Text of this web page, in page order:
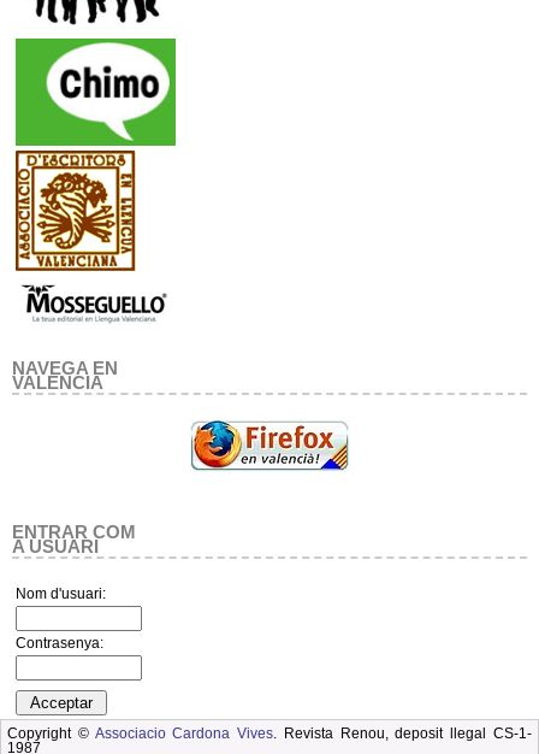
NAVEGA EN
VALENCIA
ENTRAR COM
A USUARI
Nom d'usuari:
Contrasenya:
Copyright © Associacio Cardona Vives. Revista Renou, deposit llegal CS-1-
1987